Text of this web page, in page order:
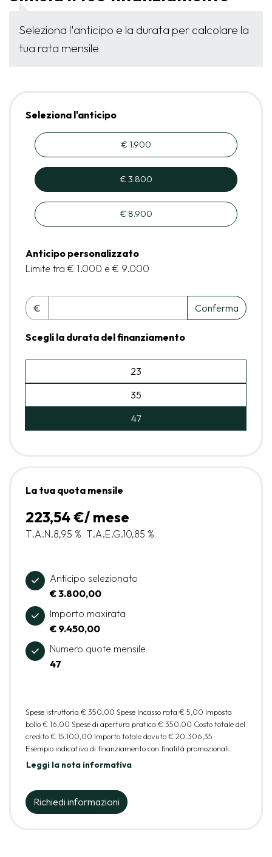
Seleziona l'anticipo e la durata per calcolare la
tua rata mensile
Seleziona l'anticipo
€ 1.900
€ 3.800
€ 8.900
Anticipo personalizzato
Limite tra € 1.000 e € 9.000
€ Conferma
Scegli la durata del finanziamento
23
35
47
La tua quota mensile
223,54 €/ mese
T.A.N.8,95 % T.A.E.G.10,85 %
Anticipo selezionato
€ 3.800,00
Importo maxirata
€ 9.450,00
Numero quote mensile
47
Spese istruttoria € 350,00 Spese Incasso rata € 5,00 Imposta
bollo€ 16,00 Spese di apertura pratica € 350,00 Costo totale del
credito€ 15.100,00 Importo totale dovuto€ 20.306,35
Esempio indicativo di finanziamento con finalità promozionali.
Leggi la nota informativa
Richiedi informazioni